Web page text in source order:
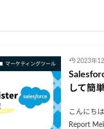
マーケティングツール 2023年
して簡
こんにち
Report